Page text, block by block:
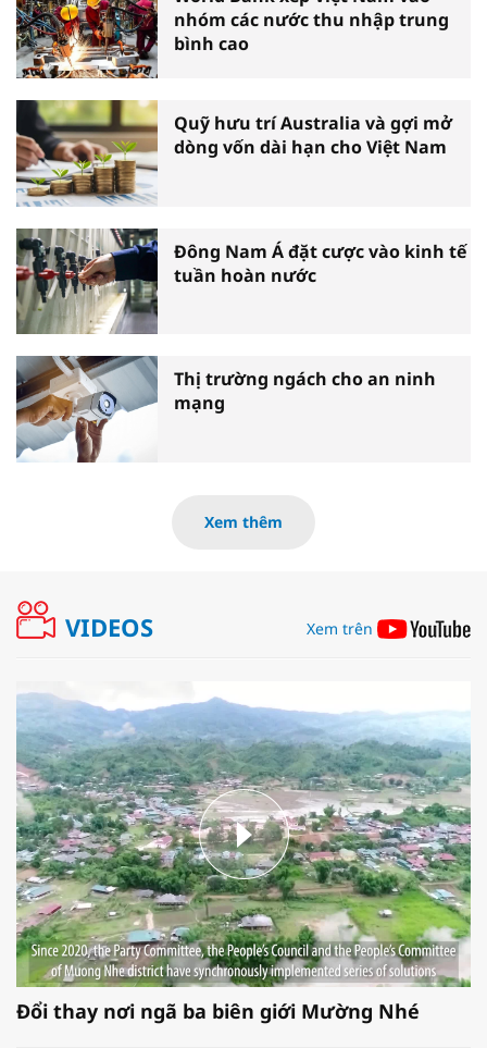
nhóm các nước thu nhập trung
bình cao
Quỹ hưu trí Australia và gợi mở
dòng vốn dài hạn cho Việt Nam
Đông Nam Á đặt cược vào kinh tế
tuần hoàn nước
Thị trường ngách cho an ninh
mạng
Xem thêm
VIDEOS Xem trên
Đổi thay nơi ngã ba biên giới Mường Nhé